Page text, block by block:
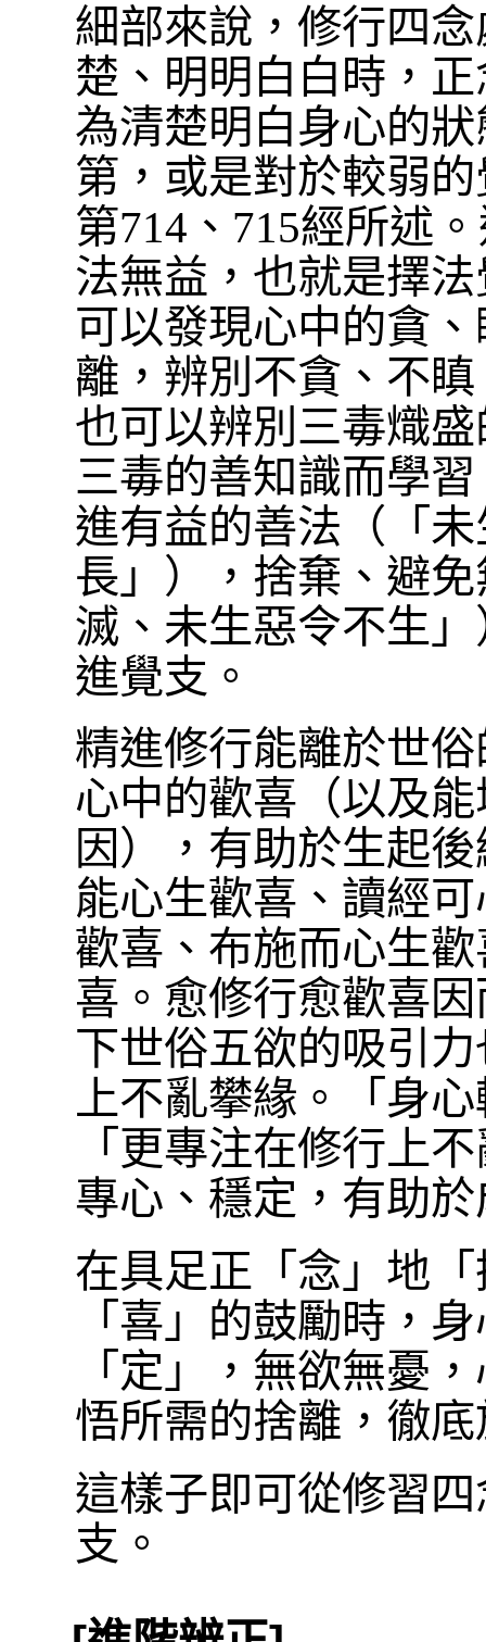
細部來說，修行四
楚、明明白白時，
為清楚明白身心的
第，或是對於較弱
第714、715經所述
法無益，也就是擇
可以發現心中的貪
離，辨別不貪、不
也可以辨別三毒熾
三毒的善知識而學
進有益的善法（「
長」），捨棄、避
滅、未生惡令不生
進覺支。
精進修行能離於世
心中的歡喜（以及
因），有助於生起
能心生歡喜、讀經
歡喜、布施而心生
喜。愈修行愈歡喜
下世俗五欲的吸引
上不亂攀緣。「身
「更專注在修行上
專心、穩定，有助
在具足正「念」地
「喜」的鼓勵時，
「定」，無欲無憂
悟所需的捨離，徹
這樣子即可從修習
支。